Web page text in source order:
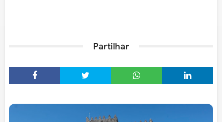
Partilhar